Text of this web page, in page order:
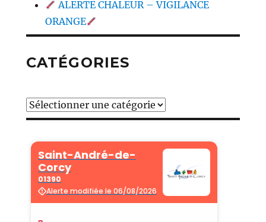
ALERTE CHALEUR – VIGILANCE
ORANGE
CATÉGORIES
Catégories